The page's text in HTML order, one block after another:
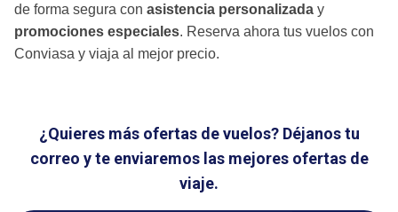
de forma segura con asistencia personalizada y
promociones especiales. Reserva ahora tus vuelos con
Conviasa y viaja al mejor precio.
¿Quieres más ofertas de vuelos? Déjanos tu
correo y te enviaremos las mejores ofertas de
viaje.